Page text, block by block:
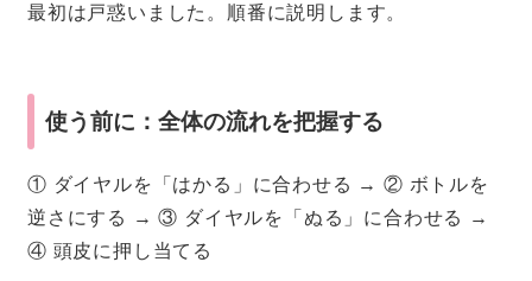
最初は戸惑いました。順番に説明します。
使う前に：全体の流れを把握する
① ダイヤルを「はかる」に合わせる → ② ボトルを
逆さにする → ③ ダイヤルを「ぬる」に合わせる →
④ 頭皮に押し当てる